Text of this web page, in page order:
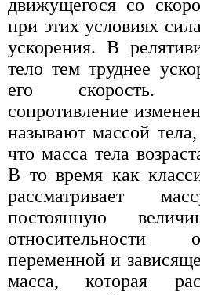
движущегося со
при этих условиях
ускорения. В
тело тем труднее
его скорость.
сопротивление
называют массой
что масса тела
В то время как
рассматривает
постоянную
относительности
переменной и
масса, которая